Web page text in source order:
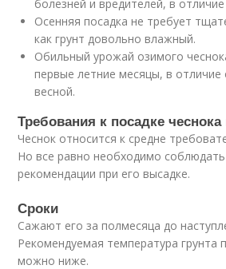
болезней и вредителей, в
Осенняя посадка не требует
как грунт довольно влажный.
Обильный урожай озимого
первые летние месяцы, в отличие
весной.
Требования к посадке
Чеснок относится к средне
Но все равно необходимо
рекомендации при его высадке.
Сроки
Сажают его за полмесяца до
Рекомендуемая температура грунта
можно ниже.